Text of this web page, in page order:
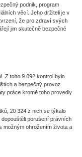
podnik, program
věcí. Jeho držiteli je v
že pro zdraví svých
jim skutečně bezpečné
Z toho 9 092 kontrol bylo
a bezpečný provoz
práce kromě toho provedly
20 324 z nich se týkalo
porušení právních
možným ohrožením života a